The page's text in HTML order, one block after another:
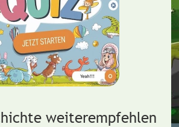
weiterempfehlen